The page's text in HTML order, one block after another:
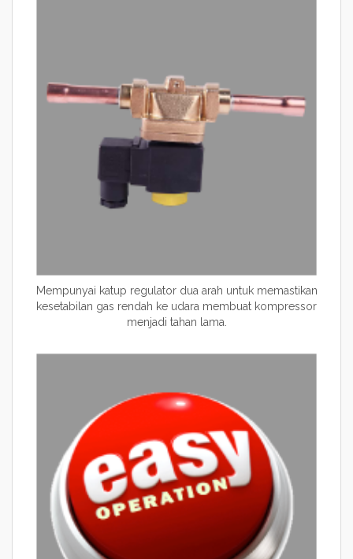
Mempunyai katup regulator dua arah untuk memastikan
kesetabilan gas rendah ke udara membuat kompressor
menjadi tahan lama.